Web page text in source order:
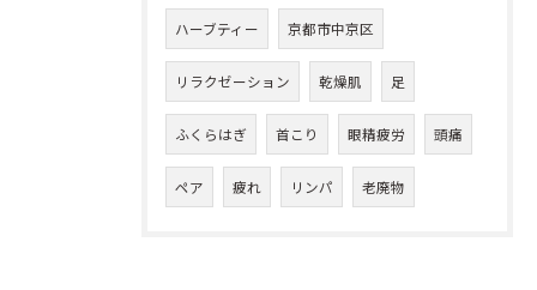
ハーブティー 京都市中京区
リラクゼーション 乾燥肌 足
ふくらはぎ 首こり 眼精疲労 頭痛
ペア 疲れ リンパ 老廃物